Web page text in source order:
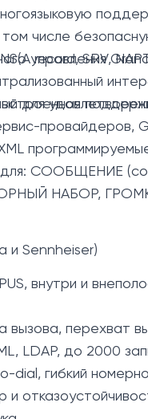
числе
управления
для
провайдеров,
record, SRV,
для: СООБЩЕНИЕ
НАБОР,
и Sennheiser)
внутри и
перехват
LDAP, до 2000
гибкий
и